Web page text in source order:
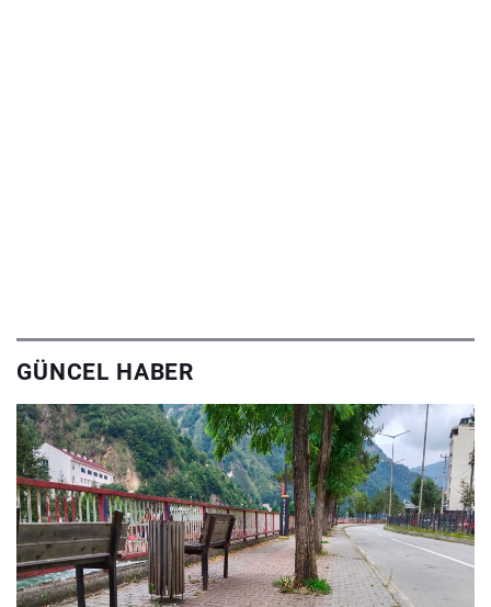
GÜNCEL HABER